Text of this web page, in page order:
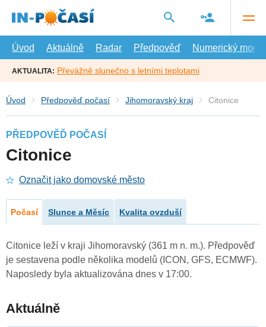
hlavní
Úvod
Aktuálně Radar Předpověď Numerický model
AKTUALITA: Převážně slunečno s letními teplotami
Úvod Předpověď počasí Jihomoravský kraj Citonice
PŘEDPOVĚĎ POČASÍ
Citonice
Označit jako domovské město
Počasí Slunce a Měsíc Kvalita ovzduší
Citonice leží v kraji Jihomoravský (361 m n. m.). Předpověď
je sestavena podle několika modelů (ICON, GFS, ECMWF).
Naposledy byla aktualizována dnes v 17:00.
Aktuálně